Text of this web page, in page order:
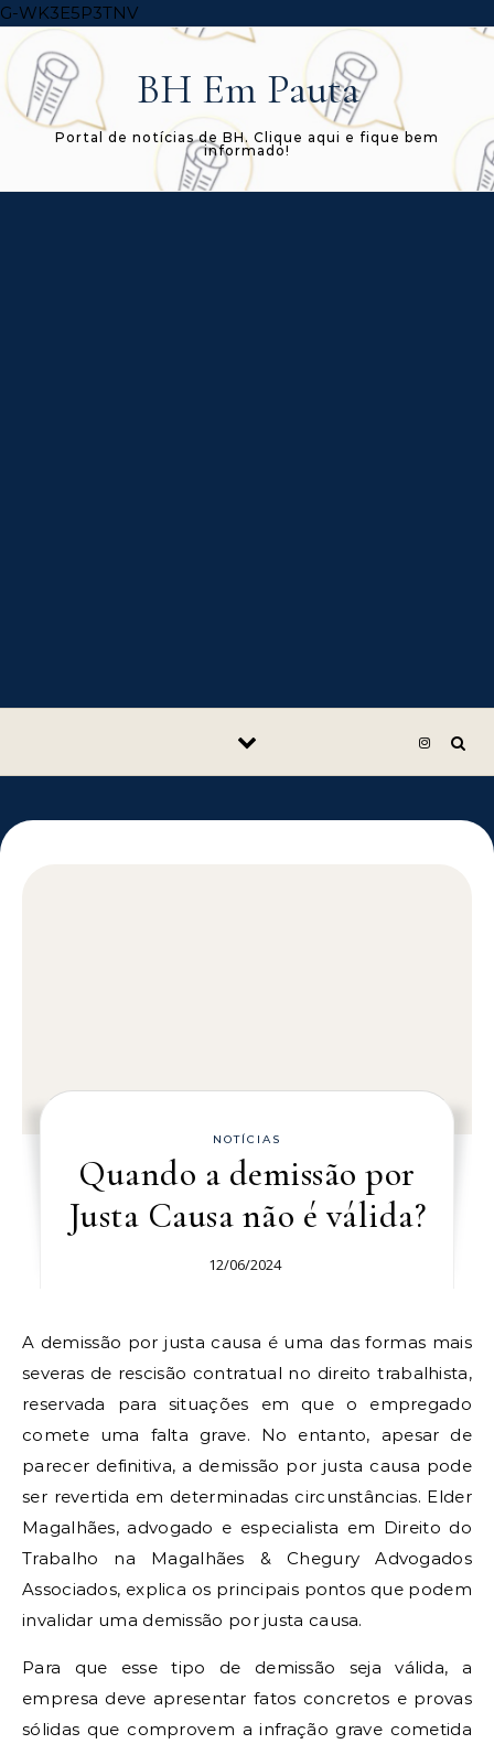
G-WK3E5P3TNVSkip to content
BH Em Pauta
Portal de notícias de BH. Clique aqui e fique bem
informado!
NOTÍCIAS
Quando a demissão por
Justa Causa não é válida?
12/06/2024
A demissão por justa causa é uma das formas mais
severas de rescisão contratual no direito trabalhista,
reservada para situações em que o empregado
comete uma falta grave. No entanto, apesar de
parecer definitiva, a demissão por justa causa pode
ser revertida em determinadas circunstâncias. Elder
Magalhães, advogado e especialista em Direito do
Trabalho na Magalhães & Chegury Advogados
Associados, explica os principais pontos que podem
invalidar uma demissão por justa causa.
Para que esse tipo de demissão seja válida, a
empresa deve apresentar fatos concretos e provas
sólidas que comprovem a infração grave cometida